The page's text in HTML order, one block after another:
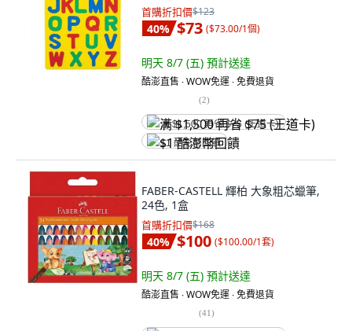
首購折扣價$123
40% $73 ($73.00/1個)
明天 8/7 (五) 預計送達
酷澎直售 ∙ WOW免運 ∙ 免費退貨
(2)
满 $1,500 再省 $75 (王道卡)
$1 酷澎幣回饋
FABER-CASTELL 輝柏 大象粗芯蠟筆,
24色, 1盒
首購折扣價$168
40% $100 ($100.00/1套)
明天 8/7 (五) 預計送達
酷澎直售 ∙ WOW免運 ∙ 免費退貨
(41)